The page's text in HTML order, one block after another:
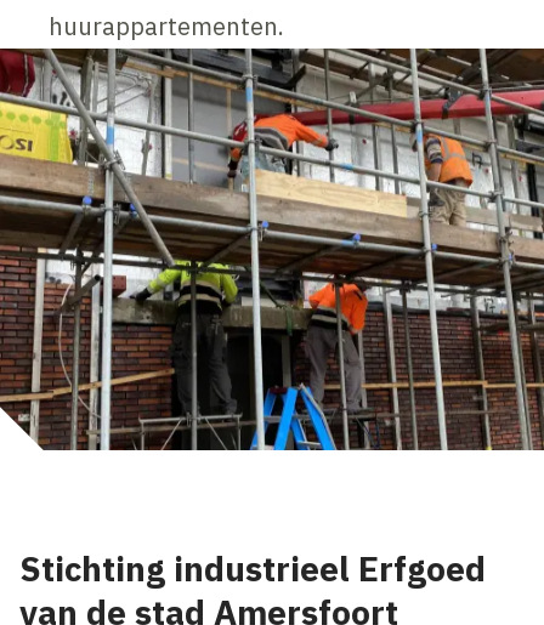
huurappartementen.
Stichting industrieel Erfgoed
van de stad Amersfoort